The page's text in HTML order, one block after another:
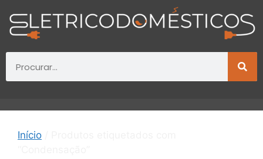
Início